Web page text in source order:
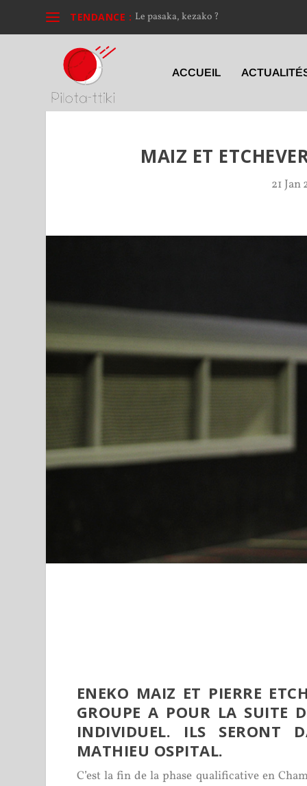
TENDANCE : Le pasaka, kezako ?
ACCUEIL
MAIZ ET
21 Jan
ENEKO MAIZ ET PIERRE
GROUPE A POUR LA SUITE
INDIVIDUEL. ILS SERONT
MATHIEU OSPITAL.
C’est la fin de la phase qualificative en